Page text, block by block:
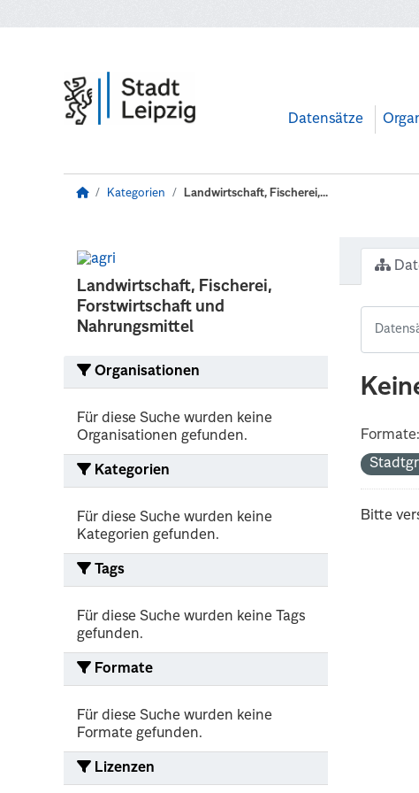
Datensätze
Kategorien Landwirtschaft, Fischerei,...
Landwirtschaft, Fischerei,
Forstwirtschaft und
Nahrungsmittel
Organisationen
Für diese Suche wurden keine
Organisationen gefunden.
Kategorien
Für diese Suche wurden keine
Kategorien gefunden.
Tags
Für diese Suche wurden keine Tags
gefunden.
Formate
Für diese Suche wurden keine
Formate gefunden.
Lizenzen
Formate:
Bitte